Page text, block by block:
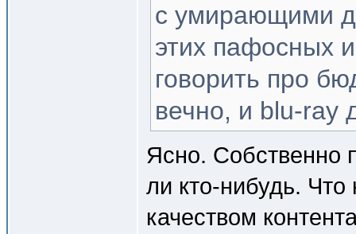
с умирающими
этих пафосных
говорить про
вечно, и blu-ray
Ясно. Собственно
ли кто-нибудь. Что
качеством